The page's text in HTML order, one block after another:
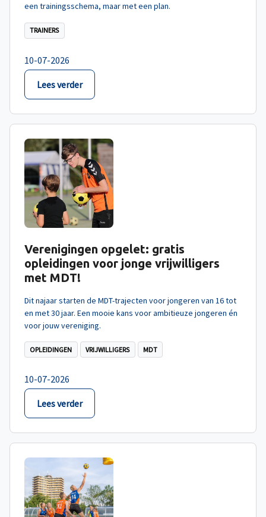
een trainingsschema, maar met een plan.
TRAINERS
10-07-2026
Lees verder
Verenigingen opgelet: gratis
opleidingen voor jonge vrijwilligers
met MDT!
Dit najaar starten de MDT-trajecten voor jongeren van 16 tot
en met 30 jaar. Een mooie kans voor ambitieuze jongeren én
voor jouw vereniging.
OPLEIDINGEN VRIJWILLIGERS MDT
10-07-2026
Lees verder